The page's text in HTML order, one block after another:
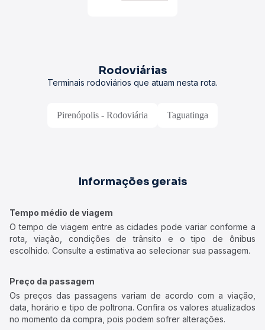
Rodoviárias
Terminais rodoviários que atuam nesta rota.
Pirenópolis - Rodoviária Taguatinga
Informações gerais
Tempo médio de viagem
O tempo de viagem entre as cidades pode variar conforme a
rota, viação, condições de trânsito e o tipo de ônibus
escolhido. Consulte a estimativa ao selecionar sua passagem.
Preço da passagem
Os preços das passagens variam de acordo com a viação,
data, horário e tipo de poltrona. Confira os valores atualizados
no momento da compra, pois podem sofrer alterações.